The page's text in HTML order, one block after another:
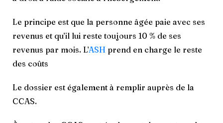
Le principe est que la personne âgée paie avec ses
revenus et qu’il lui reste toujours 10 % de ses
revenus par mois. L’ASH prend en charge le reste
des coûts
Le dossier est également à remplir auprès de la
CCAS.